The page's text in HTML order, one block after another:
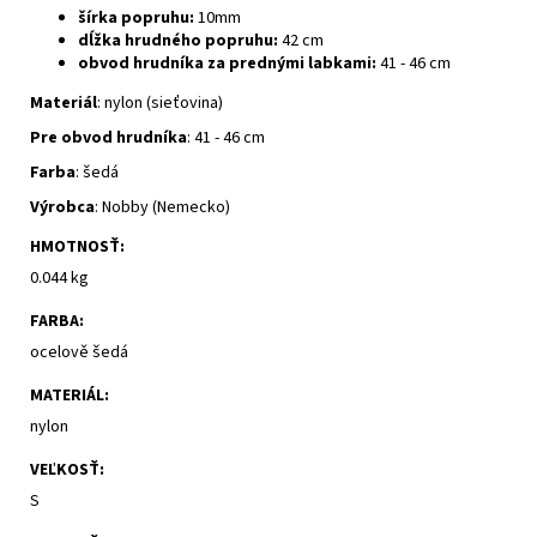
šírka popruhu: 10mm
dĺžka hrudného popruhu: 42 cm
obvod hrudníka za prednými labkami: 41 - 46 cm
Materiál: nylon (sieťovina)
Pre obvod hrudníka: 41 - 46 cm
Farba: šedá
Výrobca: Nobby (Nemecko)
HMOTNOSŤ:
0.044 kg
FARBA:
ocelově šedá
MATERIÁL:
nylon
VEĽKOSŤ:
S